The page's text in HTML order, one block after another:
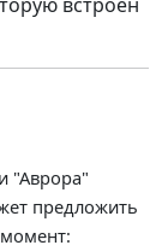
"Аврора"
предложить